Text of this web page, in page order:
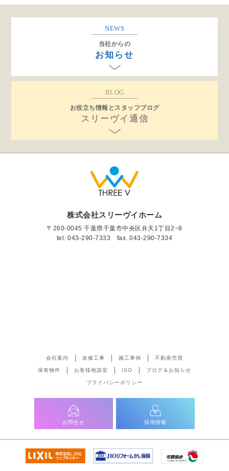
NEWS
当社からの
お知らせ
BLOG
お役立ち情報とスタッフブログ
スリーヴイ通信
株式会社スリーヴイホーム
〒260-0045 千葉県千葉市中央区弁天1丁目2−8
tel.043-290-7333 fax. 043-290-7334
会社案内 改修工事 施工事例 不動産売買
保有物件 お客様相談室 ISO ブログ＆お知らせ
プライバシーポリシー
お問合せ 採用情報